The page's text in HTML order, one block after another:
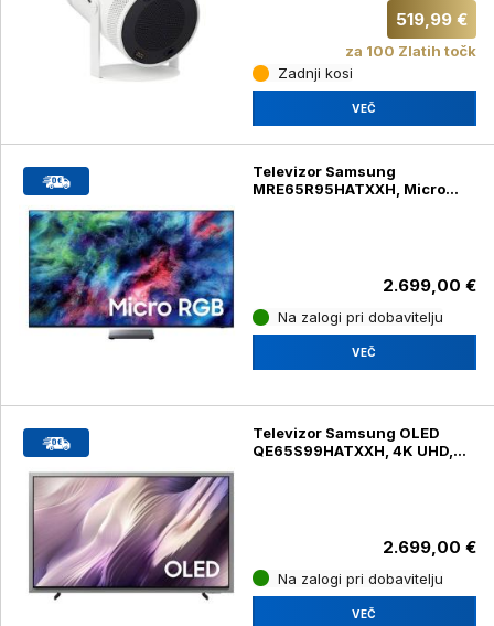
519,99 €
za 100 Zlatih točk
Zadnji kosi
VEČ
Televizor Samsung
MRE65R95HATXXH, Micro
2.699,00 €
Na zalogi pri dobavitelju
VEČ
Televizor Samsung OLED
QE65S99HATXXH, 4K UHD,
2.699,00 €
Na zalogi pri dobavitelju
VEČ